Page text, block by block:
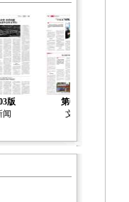
版
闻
第04版
文化